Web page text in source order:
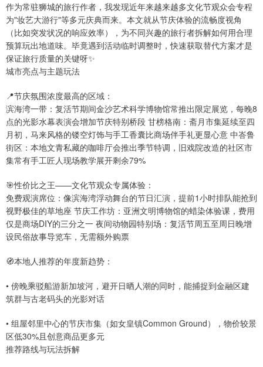
作为常驻狮城的旅行作者，我发现近年来越来越多文化节观众会专程
为"妆艺大游行"等多元庆典而来。本文就从节庆体验的流畅度视角
（比如突发状况的响应效率），为不同兴趣的旅行者拆解如何用合理
预算玩出地道味。毕竟遇到活动临时调整时，快速获取替代方案才是
保证旅行质量的关键呀✨
城市亮点与主题玩法
📍节庆氛围浓度最高的区域：
滨海湾一带：复活节期间金沙艺术科学博物馆常推出限定展览，每晚8
点的光影水幕表演会增加节庆特别桥段 甘榜格南：斋月市集延续至四
月初，马来风格的镂空灯饰与手工香囊比商场伴手礼更显心意 中峇鲁
街区：本地文青私藏的咖啡厅会推出季节特调，旧戏院改造的社区市
集常有手工匠人现场教学展开剩余79%
🎯性价比之王——文化节观众专属体验：
免费观演席位：像滨海湾浮动舞台的节日汇演，提前1小时排队能抢到
视野极佳的草地座 节庆工作坊：亚洲文明博物馆的蜡染体验课，费用
仅是商场DIY的三分之一 夜间动物园特别场：复活节周五至周日晚增
设民俗故事导览车，无需额外购票
🧭本地人推荐的年度新趋势：
• 傍晚乘驳船游新加坡河，避开日晒人潮的同时，能捕捉到金融区建
筑群与古老码头的光影对话
• 组屋邻里中心的节庆市集（如女皇镇Common Ground），物价较景
区低30%且创意商品更多元
推荐路线与玩法拆解